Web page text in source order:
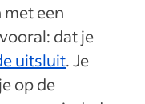
een
dat je
uitsluit. Je
op de